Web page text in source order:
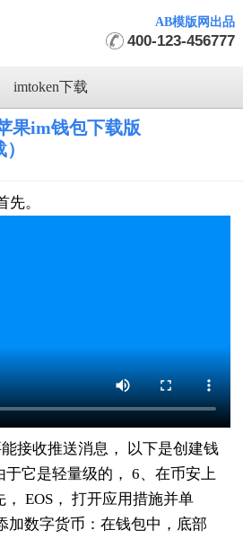
AB模版网出品
400-123-456777
imtoken下载
果im钱包下载版
。
接收推送消息， 以下是创建钱
它是轻量级的， 6、在币安上
EOS， 打开应用措施并单
加数字货币：在钱包中，底部